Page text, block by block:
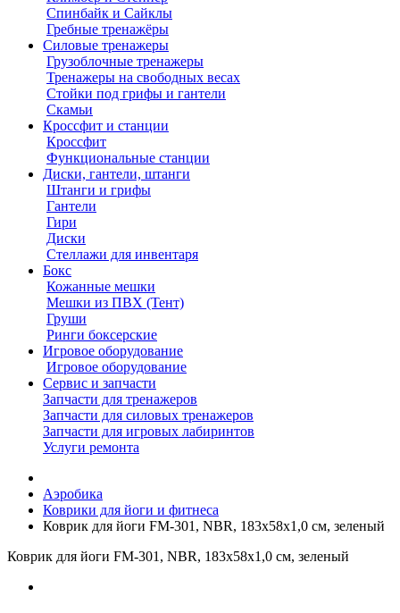
Спинбайк и Сайклы
Гребные тренажёры
Силовые тренажеры
Грузоблочные тренажеры
Тренажеры на свободных весах
Стойки под грифы и гантели
Скамьи
Кроссфит и станции
Кроссфит
Функциональные станции
Диски, гантели, штанги
Штанги и грифы
Гантели
Гири
Диски
Стеллажи для инвентаря
Бокс
Кожанные мешки
Мешки из ПВХ (Тент)
Груши
Ринги боксерские
Игровое оборудование
Игровое оборудование
Сервис и запчасти
Запчасти для тренажеров
Запчасти для силовых тренажеров
Запчасти для игровых лабиринтов
Услуги ремонта
Аэробика
Коврики для йоги и фитнеса
Коврик для йоги FM-301, NBR, 183x58x1,0 см, зеленый
Коврик для йоги FM-301, NBR, 183x58x1,0 см, зеленый